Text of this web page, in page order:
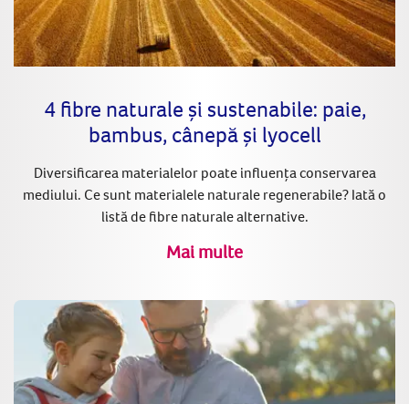
4 fibre naturale și sustenabile: paie,
bambus, cânepă și lyocell
Diversificarea materialelor poate influența conservarea
mediului. Ce sunt materialele naturale regenerabile? Iată o
listă de fibre naturale alternative.
Mai multe